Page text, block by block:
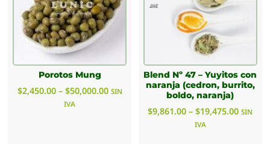
Porotos Mung
$2,450.00 – $50,000.00 SIN
IVA
Blend Nº 47 – Yuyitos con
naranja (cedron, burrito,
boldo, naranja)
$9,861.00 – $19,475.00 SIN
IVA